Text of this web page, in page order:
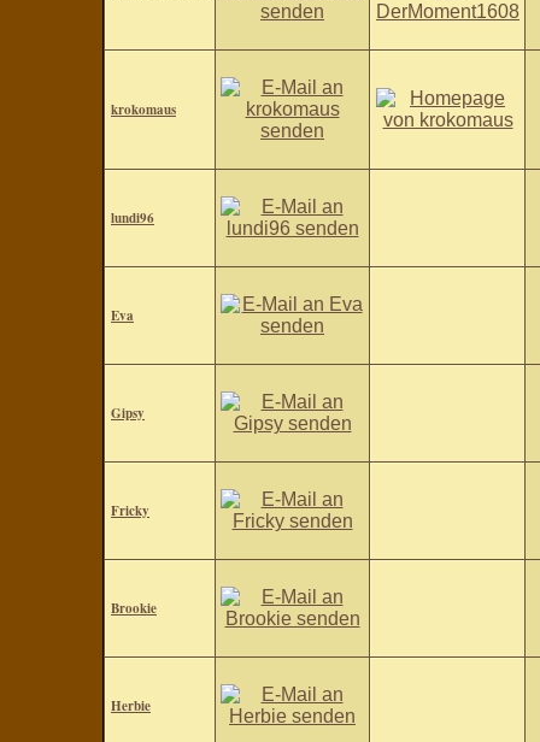
krokomaus
lundi96
Eva
Gipsy
Fricky
Brookie
Herbie